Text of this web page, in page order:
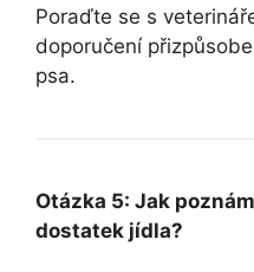
Poraďte se s
doporučení
psa.
Otázka 5: Jak
dostatek jídla?